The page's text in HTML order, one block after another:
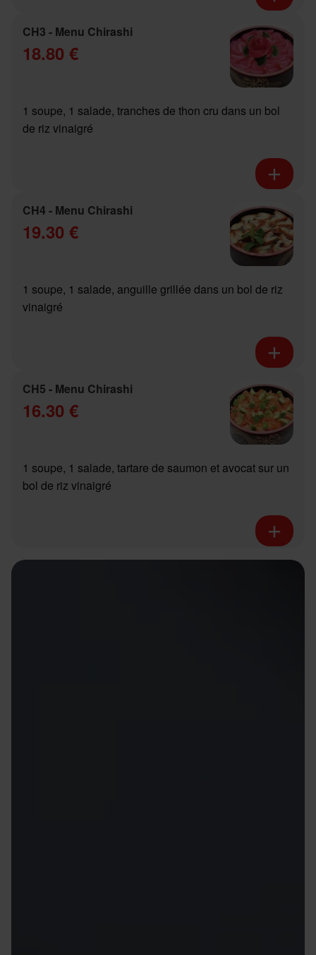
CH3 - Menu Chirashi
18.80 €
1 soupe, 1 salade, tranches de thon cru dans un bol
de riz vinaigré
CH4 - Menu Chirashi
19.30 €
1 soupe, 1 salade, anguille grillée dans un bol de riz
vinaigré
CH5 - Menu Chirashi
16.30 €
1 soupe, 1 salade, tartare de saumon et avocat sur un
bol de riz vinaigré